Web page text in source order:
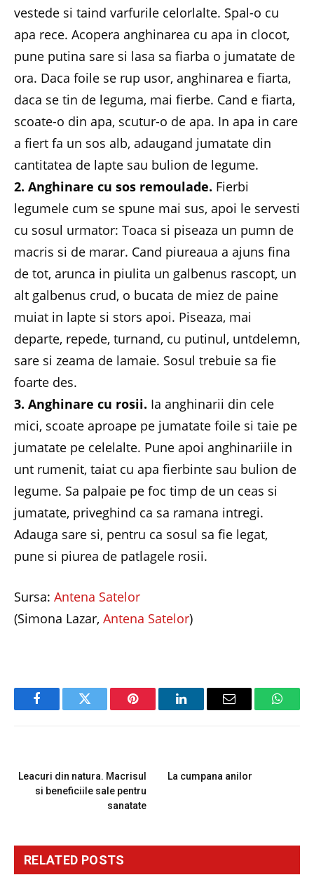
vestede si taind varfurile celorlalte. Spal-o cu
apa rece. Acopera anghinarea cu apa in clocot,
pune putina sare si lasa sa fiarba o jumatate de
ora. Daca foile se rup usor, anghinarea e fiarta,
daca se tin de leguma, mai fierbe. Cand e fiarta,
scoate-o din apa, scutur-o de apa. In apa in care
a fiert fa un sos alb, adaugand jumatate din
cantitatea de lapte sau bulion de legume.
2. Anghinare cu sos remoulade. Fierbi
legumele cum se spune mai sus, apoi le servesti
cu sosul urmator: Toaca si piseaza un pumn de
macris si de marar. Cand piureaua a ajuns fina
de tot, arunca in piulita un galbenus rascopt, un
alt galbenus crud, o bucata de miez de paine
muiat in lapte si stors apoi. Piseaza, mai
departe, repede, turnand, cu putinul, untdelemn,
sare si zeama de lamaie. Sosul trebuie sa fie
foarte des.
3. Anghinare cu rosii. Ia anghinarii din cele
mici, scoate aproape pe jumatate foile si taie pe
jumatate pe celelalte. Pune apoi anghinariile in
unt rumenit, taiat cu apa fierbinte sau bulion de
legume. Sa palpaie pe foc timp de un ceas si
jumatate, priveghind ca sa ramana intregi.
Adauga sare si, pentru ca sosul sa fie legat,
pune si piurea de patlagele rosii.
Sursa: Antena Satelor
(Simona Lazar, Antena Satelor)
FacebookTwitter Pinterest LinkedInEmail
Leacuri din natura. Macrisul
si beneficiile sale pentru
sanatate
La cumpana anilor
RELATED POSTS